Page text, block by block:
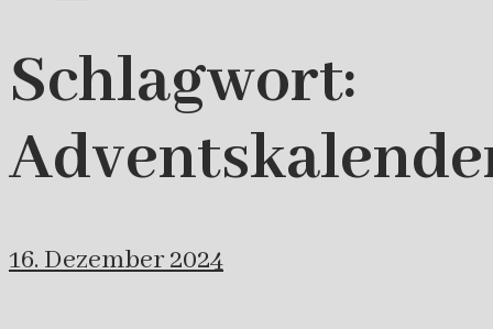
Schlagwort:
16. Dezember 2024